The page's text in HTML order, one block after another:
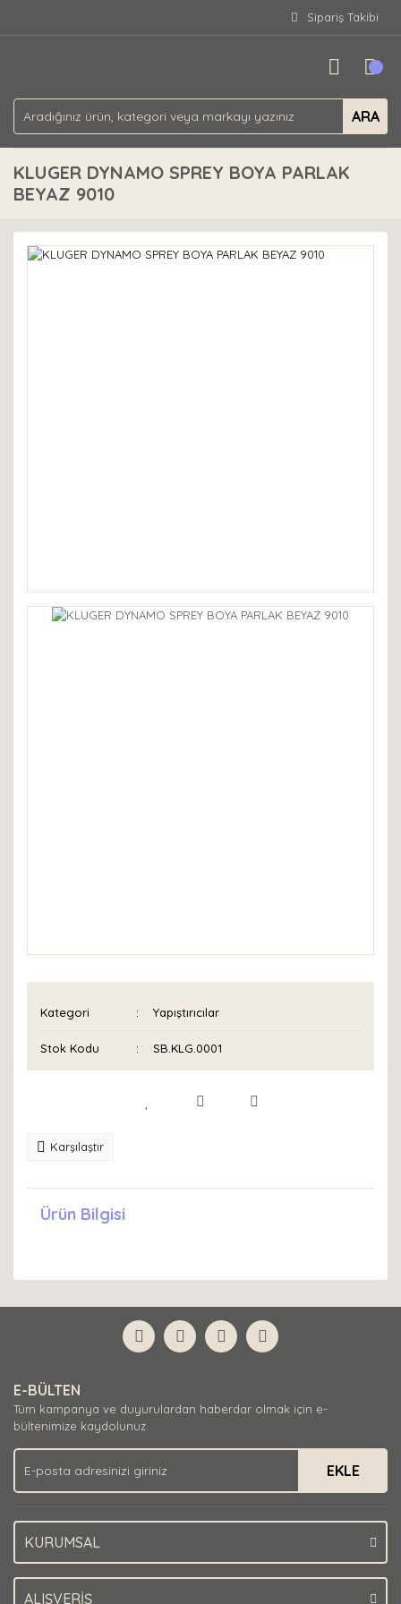
Sipariş Takibi
ARA
KLUGER DYNAMO SPREY BOYA PARLAK
BEYAZ 9010
Kategori Yapıştırıcılar
Stok Kodu SB.KLG.0001
Karşılaştır
Ürün Bilgisi
E-BÜLTEN
Tüm kampanya ve duyurulardan haberdar olmak için e-
bültenimize kaydolunuz.
EKLE
KURUMSAL
ALIŞVERİŞ